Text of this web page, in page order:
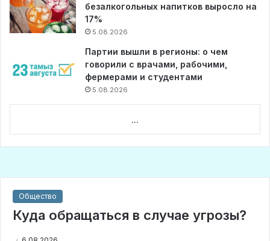
безалкогольных напитков выросло на
17%
5.08.2026
Партии вышли в регионы: о чем
говорили с врачами, рабочими,
фермерами и студентами
5.08.2026
...